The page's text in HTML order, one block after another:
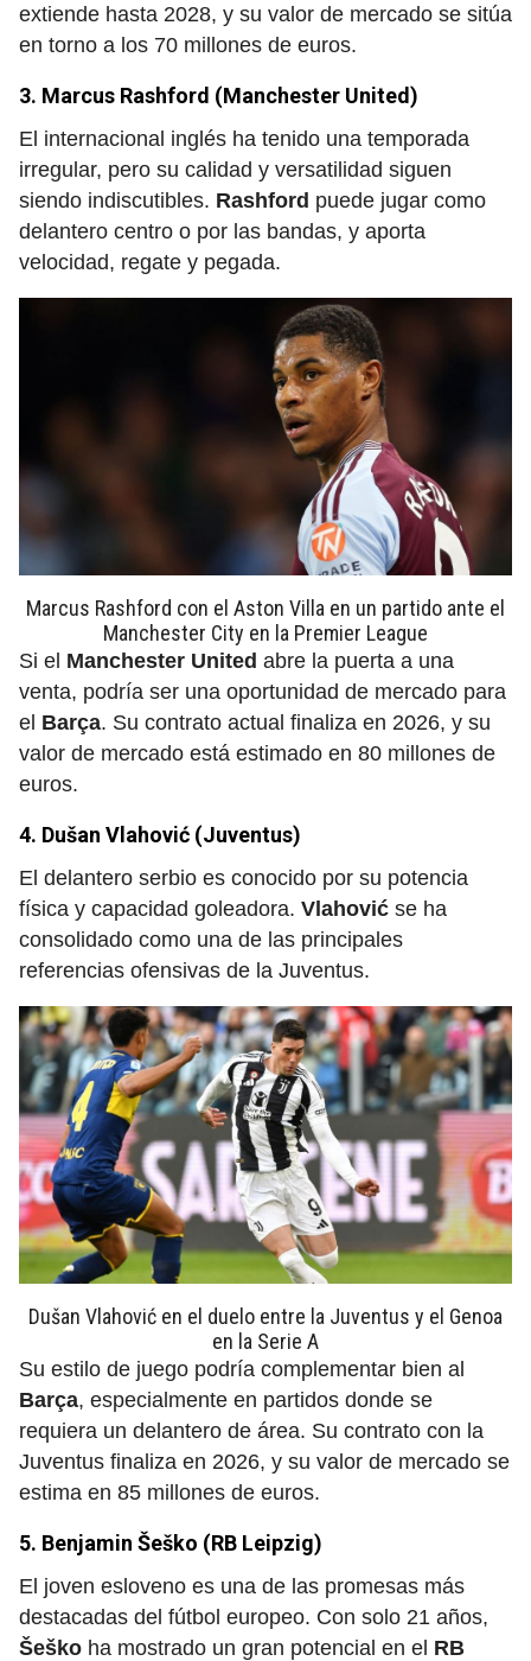
extiende hasta 2028, y su valor de mercado se sitúa
en torno a los 70 millones de euros.
3. Marcus Rashford (Manchester United)
El internacional inglés ha tenido una temporada
irregular, pero su calidad y versatilidad siguen
siendo indiscutibles. Rashford puede jugar como
delantero centro o por las bandas, y aporta
velocidad, regate y pegada.
Marcus Rashford con el Aston Villa en un partido ante el
Manchester City en la Premier League
Si el Manchester United abre la puerta a una
venta, podría ser una oportunidad de mercado para
el Barça. Su contrato actual finaliza en 2026, y su
valor de mercado está estimado en 80 millones de
euros.
4. Dušan Vlahović (Juventus)
El delantero serbio es conocido por su potencia
física y capacidad goleadora. Vlahović se ha
consolidado como una de las principales
referencias ofensivas de la Juventus.
Dušan Vlahović en el duelo entre la Juventus y el Genoa
en la Serie A
Su estilo de juego podría complementar bien al
Barça, especialmente en partidos donde se
requiera un delantero de área. Su contrato con la
Juventus finaliza en 2026, y su valor de mercado se
estima en 85 millones de euros.
5. Benjamin Šeško (RB Leipzig)
El joven esloveno es una de las promesas más
destacadas del fútbol europeo. Con solo 21 años,
Šeško ha mostrado un gran potencial en el RB